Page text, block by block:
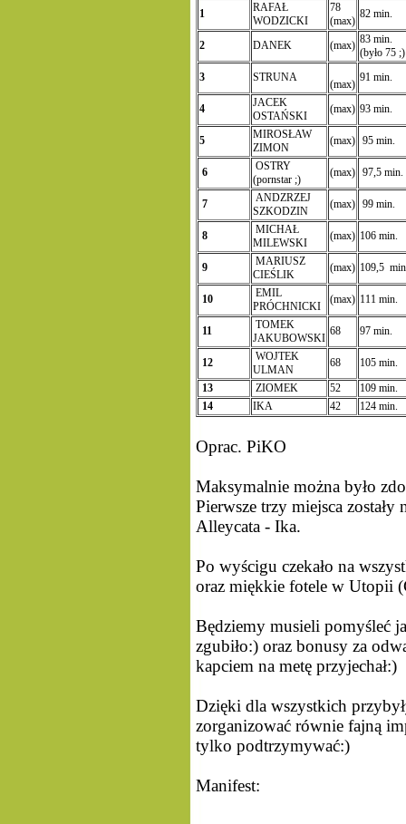
1
RAFAŁ
WODZICKI
78
(max)
82 min.
2 DANEK (max) 83 min.
(było 75 ;)
3
STRUNA
(max)
91 min.
4
JACEK
OSTAŃSKI
(max) 93 min.
5
MIROSŁAW
ZIMON
(max) 95 min.
6
OSTRY
(pornstar ;)
(max) 97,5 min.
7
ANDZRZEJ
SZKODZIN
(max) 99 min.
8
MICHAŁ
MILEWSKI
(max) 106 min.
9
MARIUSZ
CIEŚLIK
(max) 109,5
10
EMIL
PRÓCHNICKI
(max) 111 min.
11
TOMEK
JAKUBOWSKI
68 97 min.
12
WOJTEK
ULMAN
68
105 min.
13
ZIOMEK 52
109 min.
14
IKA 42 124 min.
Oprac. PiKO
Maksymalnie można było
Pierwsze trzy miejsca
Alleycata - Ika.
Po wyścigu czekało na
oraz miękkie fotele w Utopii
Będziemy musieli pomyśleć
zgubiło:) oraz bonusy za
kapciem na metę przyjechał:)
Dzięki dla wszystkich
zorganizować równie fajną
tylko podtrzymywać:)
Manifest: